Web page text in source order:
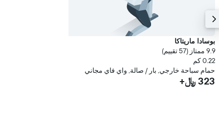
بوسادا ماريتاكا
9.9 ممتاز (57 تقييم)
0.22 كم
حمام سباحة خارجي, بار / صالة, واي فاي مجاني
323 ﷼+